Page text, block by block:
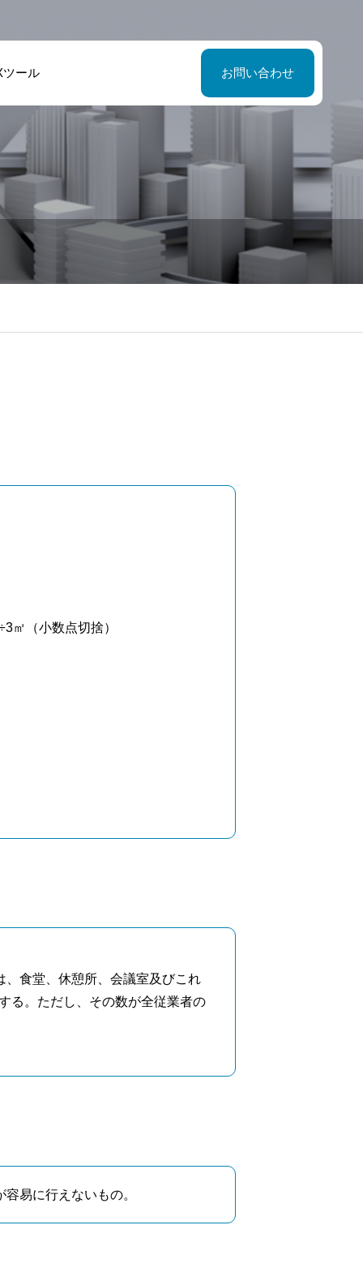
ツール お問い合わせ
㎡（小数点切捨）
食堂、休憩所、会議室及びこれ
る。ただし、その数が全従業者の
易に行えないもの。